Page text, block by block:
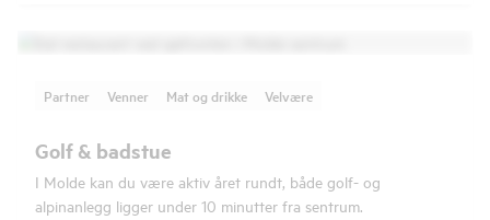
Partner Venner Mat og drikke Velvære
Golf & badstue
I Molde kan du være aktiv året rundt, både golf- og
alpinanlegg ligger under 10 minutter fra sentrum.